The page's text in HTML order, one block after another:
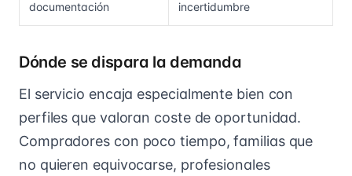
documentación
incertidumbre
Dónde se dispara la demanda
El servicio encaja especialmente bien con
perfiles que valoran coste de oportunidad.
Compradores con poco tiempo, familias que
no quieren equivocarse, profesionales